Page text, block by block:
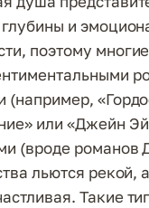
и
поэтому
(например,
или «Джейн
(вроде романов
льются рекой,
Такие